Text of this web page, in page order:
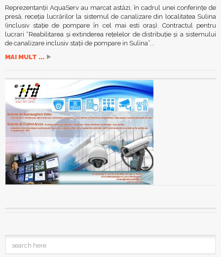
Reprezentanţii AquaServ au marcat astăzi, în cadrul unei conferinţe de
presă, receţia lucrărilor la sistemul de canalizare din localitatea Sulina
(inclusiv staţie de pompare în cel mai esti oraş). Contractul pentru
lucrari “Reabilitarea şi extinderea reţelelor de distribuţie şi a sistemului
de canalizare inclusiv staţii de pompare in Sulina”...
MAI MULT ...